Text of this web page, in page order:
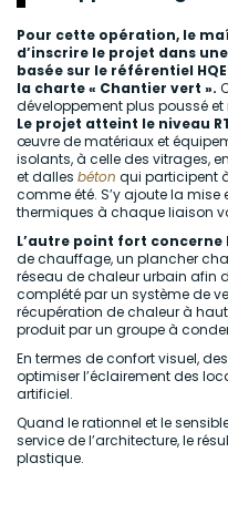
Pour cette opération, le
d’inscrire le projet dans
basée sur le référentiel
la charte « Chantier vert ».
développement plus poussé
Le projet atteint le niveau
œuvre de matériaux et
isolants, à celle des vitrages,
et dalles béton qui participent
comme été. S’y ajoute la
thermiques à chaque liaison
L’autre point fort
de chauffage, un plancher
réseau de chaleur urbain afin
complété par un système de
récupération de chaleur à
produit par un groupe à
En termes de confort visuel,
optimiser l’éclairement des
artificiel.
Quand le rationnel et le
service de l’architecture, le
plastique.